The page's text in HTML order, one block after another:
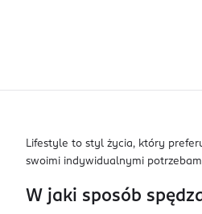
Lifestyle to styl życia, który
swoimi indywidualnymi
W jaki sposób